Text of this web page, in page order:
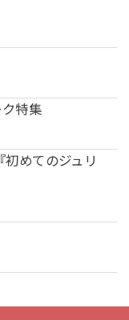
ク特集
初めてのジュリ